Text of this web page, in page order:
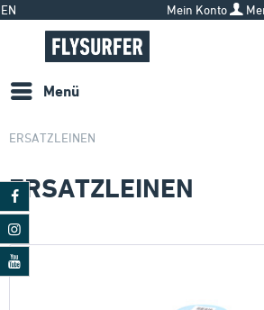
EN Mein Konto
Menü
ERSATZLEINEN
ERSATZLEINEN